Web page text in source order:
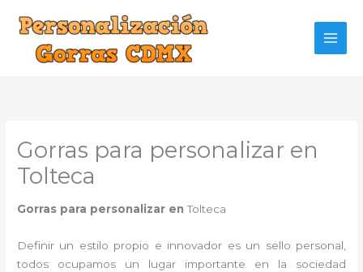
contenido
Gorras para personalizar en
Tolteca
Gorras para personalizar enTolteca
Definir un estilo propio e innovador es un sello personal,
todos ocupamos un lugar importante en la sociedad